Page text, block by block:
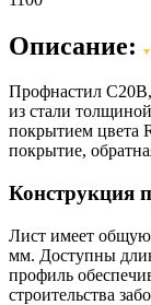
Описание:
Профнастил
из стали
покрытием цвета
покрытие,
Конструкция
Лист имеет
мм. Доступны
профиль
строительства